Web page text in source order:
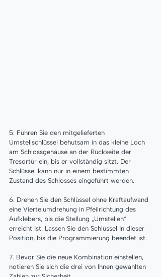
5. Führen Sie den mitgelieferten
Umstellschlüssel behutsam in das kleine Loch
am Schlossgehäuse an der Rückseite der
Tresortür ein, bis er vollständig sitzt. Der
Schlüssel kann nur in einem bestimmten
Zustand des Schlosses eingeführt werden.
6. Drehen Sie den Schlüssel ohne Kraftaufwand
eine Viertelumdrehung in Pfeilrichtung des
Aufklebers, bis die Stellung „Umstellen“
erreicht ist. Lassen Sie den Schlüssel in dieser
Position, bis die Programmierung beendet ist.
7. Bevor Sie die neue Kombination einstellen,
notieren Sie sich die drei von Ihnen gewählten